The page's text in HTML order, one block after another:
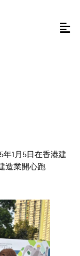
1月5日在香港建
造業開心跑